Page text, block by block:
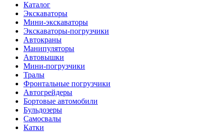
Каталог
Экскаваторы
Мини-экскаваторы
Экскаваторы-погрузчики
Автокраны
Манипуляторы
Автовышки
Мини-погрузчики
Тралы
Фронтальные погрузчики
Автогрейдеры
Бортовые автомобили
Бульдозеры
Самосвалы
Катки